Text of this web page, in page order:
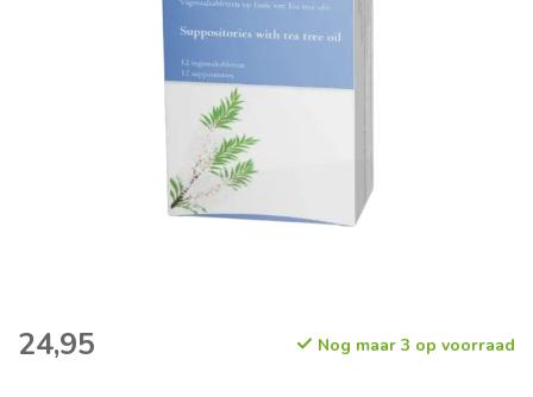
24,95 Nog maar 3 op voorraad